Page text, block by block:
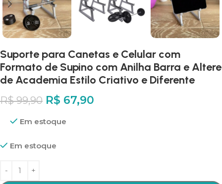
Suporte para Canetas e Celular com
Formato de Supino com Anilha Barra e Altere
de Academia Estilo Criativo e Diferente
R$99,90 R$ 67,90
Em estoque
Em estoque